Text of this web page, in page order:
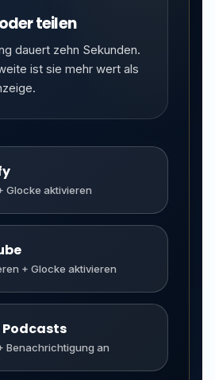
teilen
dauert zehn Sekunden.
ist sie mehr wert als
Glocke aktivieren
+ Glocke aktivieren
Podcasts
Benachrichtigung an